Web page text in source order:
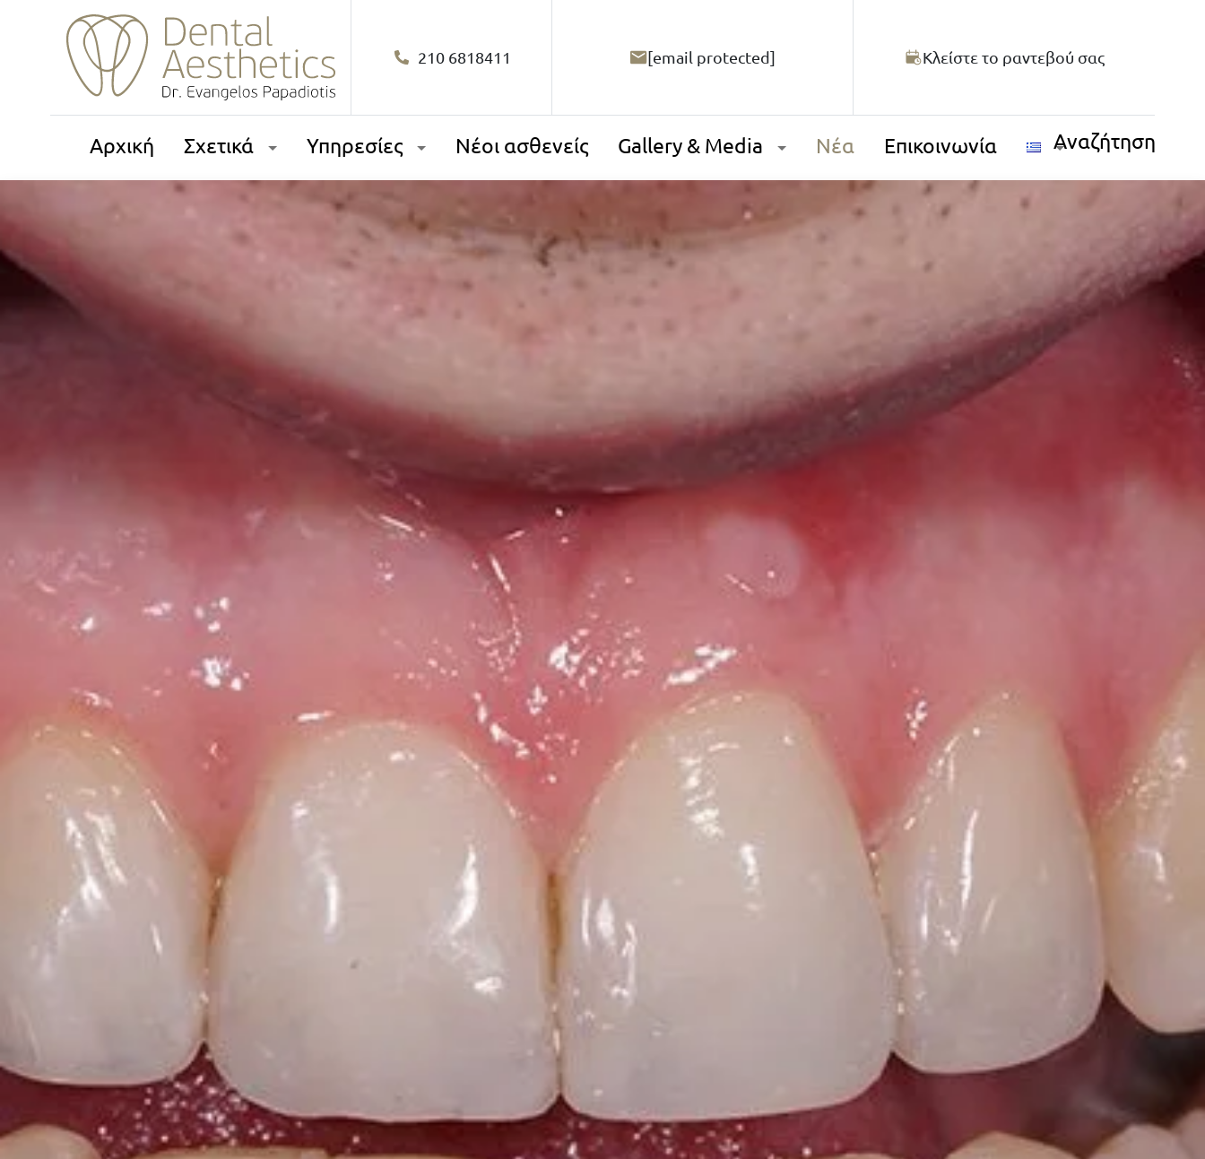
210 6818411 [email protected] Κλείστε το ραντεβού σας
Αρχική Σχετικά Υπηρεσίες Νέοι ασθενείς Gallery & Media Νέα Επικοινωνία Αναζήτηση